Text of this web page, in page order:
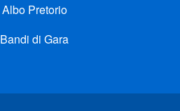
Albo Pretorio
Bandi di Gara